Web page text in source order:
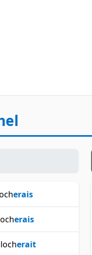
erais
erais
erait